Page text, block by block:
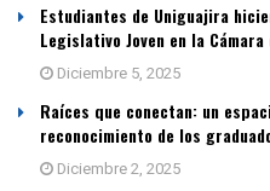
Estudiantes de Uniguajira
Legislativo Joven en la
Diciembre 5, 2025
Raíces que conectan: un
reconocimiento de los
Diciembre 2, 2025